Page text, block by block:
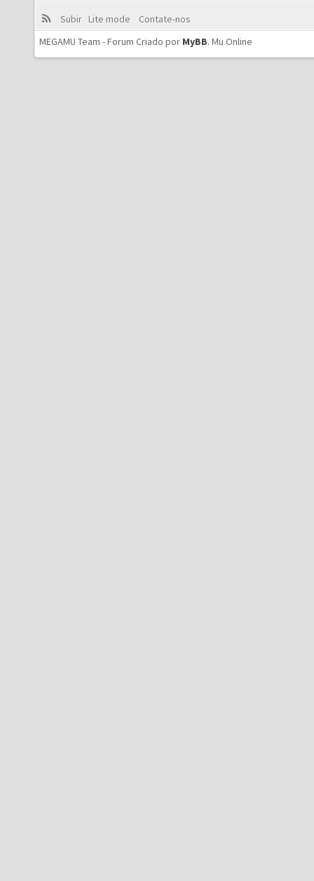
Subir Lite mode
Contate-nos
MEGAMU Team - Forum Criado por MyBB. Mu Online